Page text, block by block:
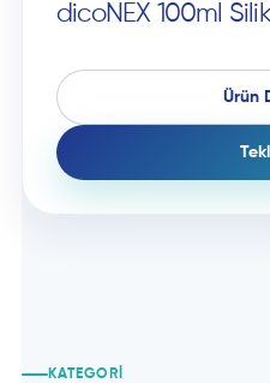
dicoNEX 100ml
Ürün
KATEGORI